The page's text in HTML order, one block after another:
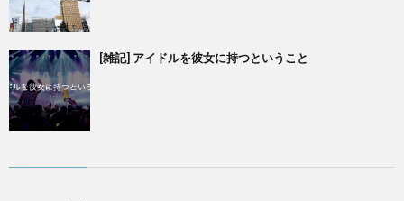
[雑記] アイドルを彼女に持つということ